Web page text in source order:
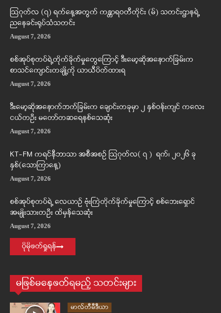
ဩဂုတ်လ (၇) ရက်နေ့အတွက် ကန္တာရဝတီတိုင်း (မ်) သတင်းဌာနရဲ့
ညနေခင်းရုပ်သံသတင်း
August 7, 2026
စစ်အုပ်စုတပ်ရဲ့တိုက်ခိုက်မှုတွေကြောင့် ဒီးမော့ဆိုအနောက်ခြမ်းက
စာသင်ကျောင်းတချို့ကို ယာယီပိတ်ထားရ
August 7, 2026
ဒီးမော့ဆိုအနောက်ဘက်ခြမ်းက ချောင်းတခုမှာ ၂ နှစ်ဝန်းကျင် ကလေး
ငယ်တဦး မတော်တဆရေနစ်သေဆုံး
August 7, 2026
KT-FM ကရင်နီဘာသာ အစီအစဉ် ဩဂုတ်လ( ၇ ) ရက်၊ ၂၀၂၆ ခု
နှစ်(သောကြာနေ့)
August 7, 2026
စစ်အုပ်စုတပ်ရဲ့ လေယာဉ် ဗုံးကြဲတိုက်ခိုက်မှုကြောင့် စစ်ဘေးရှောင်
အမျိုးသားတဦး ထိမှန်သေဆုံး
August 7, 2026
ပိုမိုဖတ်ရှုရန်
မဖြစ်မနေဖတ်ရမည့် သတင်းများ
မာလ်တီမီဒီယာ